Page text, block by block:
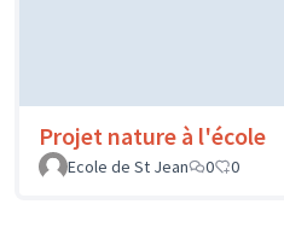
Projet nature à l'école
Ecole de St Jean
0 0